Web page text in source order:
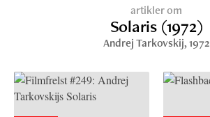
artikler om
Solaris (1972)
Andrej Tarkovskij, 1972